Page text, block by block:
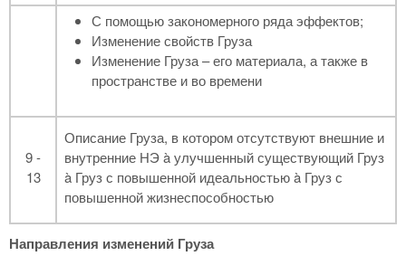
С помощью закономерного ряда эффектов;
Изменение свойств Груза
Изменение Груза – его материала, а также в
пространстве и во времени
9 -
13
Описание Груза, в котором отсутствуют внешние и
внутренние НЭ à улучшенный существующий Груз
à Груз с повышенной идеальностью à Груз с
повышенной жизнеспособностью
Направления изменений Груза